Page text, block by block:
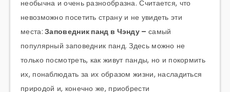
необычна и очень разнообразна. Считается, что
невозможно посетить страну и не увидеть эти
места: Заповедник панд в Чэнду – самый
популярный заповедник панд. Здесь можно не
только посмотреть, как живут панды, но и покормить
их, понаблюдать за их образом жизни, насладиться
природой и, конечно же, приобрести